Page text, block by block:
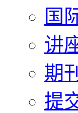
国
讲
期
提